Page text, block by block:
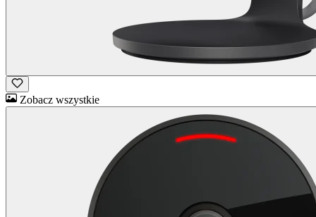
Zobacz wszystkie